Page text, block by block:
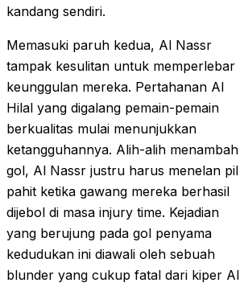
kandang sendiri.
Memasuki paruh kedua, Al Nassr
tampak kesulitan untuk memperlebar
keunggulan mereka. Pertahanan Al
Hilal yang digalang pemain-pemain
berkualitas mulai menunjukkan
ketangguhannya. Alih-alih menambah
gol, Al Nassr justru harus menelan pil
pahit ketika gawang mereka berhasil
dijebol di masa injury time. Kejadian
yang berujung pada gol penyama
kedudukan ini diawali oleh sebuah
blunder yang cukup fatal dari kiper Al